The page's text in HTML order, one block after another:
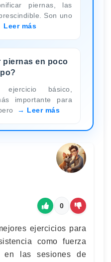
piernas, las
Son uno
Leer más
piernas en poco
básico,
importante para
Leer más
0
ejercicios para
como fuerza
en las sesiones de